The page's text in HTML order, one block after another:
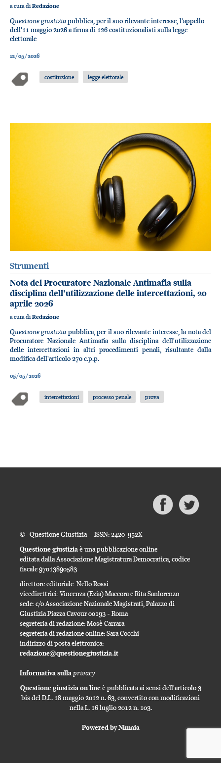
a cura di Redazione
Questione giustiziapubblica, per il suo rilevante interesse, l'appello
dell'11 maggio 2026 a firma di 126 costituzionalisti sulla legge
elettorale
12/05/2026
costituzione legge elettorale
Strumenti
Nota del Procuratore Nazionale Antimafia sulla
disciplina dell'utilizzazione delle intercettazioni, 20
aprile 2026
a cura diRedazione
Questione giustizia pubblica, per il suo rilevante interesse, la nota del
Procuratore Nazionale Antimafia sulla disciplina dell'utilizzazione
delle intercettazioni in altri procedimenti penali, risultante dalla
modifica dell'articolo 270 c.p.p.
05/05/2026
intercettazioni processo penale prova
© Questione Giustizia - ISSN: 2420-952X
Questione giustiziaè una pubblicazione online
editata dalla Associazione Magistratura Democratica, codice
fiscale 97013890583
direttore editoriale: Nello Rossi
vicedirettrici: Vincenza (Ezia) Maccora e Rita Sanlorenzo
sede: c/o Associazione Nazionale Magistrati, Palazzo di
Giustizia Piazza Cavour 00193 - Roma
segreteria di redazione: Mosè Carrara
segreteria di redazione online: Sara Cocchi
indirizzo di posta elettronica:
redazione@questionegiustizia.it
Informativa sullaprivacy
Questione giustizia on lineè pubblicata ai sensi dell'articolo 3
bis del D.L. 18 maggio 2012 n. 63, convertito con modificazioni
nella L. 16 luglio 2012 n. 103.
Powered by Nimaia